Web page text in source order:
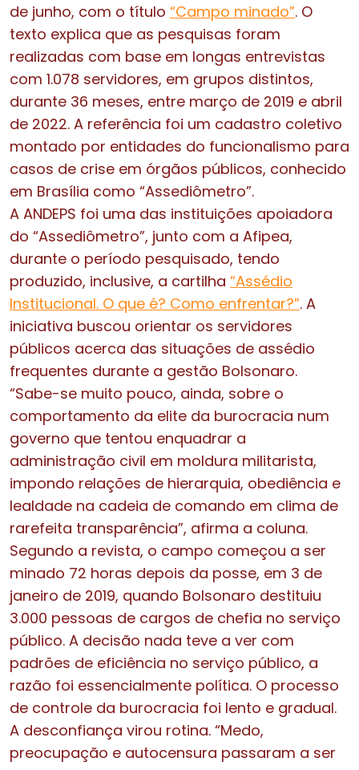
de junho, com o título “Campo minado”. O
texto explica que as pesquisas foram
realizadas com base em longas entrevistas
com 1.078 servidores, em grupos distintos,
durante 36 meses, entre março de 2019 e abril
de 2022. A referência foi um cadastro coletivo
montado por entidades do funcionalismo para
casos de crise em órgãos públicos, conhecido
em Brasília como “Assediômetro”.
A ANDEPS foi uma das instituições apoiadora
do “Assediômetro”, junto com a Afipea,
durante o período pesquisado, tendo
produzido, inclusive, a cartilha “Assédio
Institucional. O que é? Como enfrentar?”. A
iniciativa buscou orientar os servidores
públicos acerca das situações de assédio
frequentes durante a gestão Bolsonaro.
“Sabe-se muito pouco, ainda, sobre o
comportamento da elite da burocracia num
governo que tentou enquadrar a
administração civil em moldura militarista,
impondo relações de hierarquia, obediência e
lealdade na cadeia de comando em clima de
rarefeita transparência”, afirma a coluna.
Segundo a revista, o campo começou a ser
minado 72 horas depois da posse, em 3 de
janeiro de 2019, quando Bolsonaro destituiu
3.000 pessoas de cargos de chefia no serviço
público. A decisão nada teve a ver com
padrões de eficiência no serviço público, a
razão foi essencialmente política. O processo
de controle da burocracia foi lento e gradual.
A desconfiança virou rotina. “Medo,
preocupação e autocensura passaram a ser